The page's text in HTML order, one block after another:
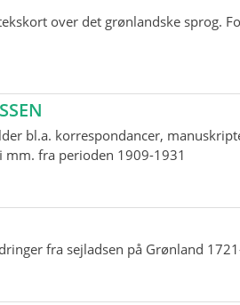
over det grønlandske sprog.
bl.a. korrespondancer,
mm. fra perioden 1909-1931
fra sejladsen på Grønland